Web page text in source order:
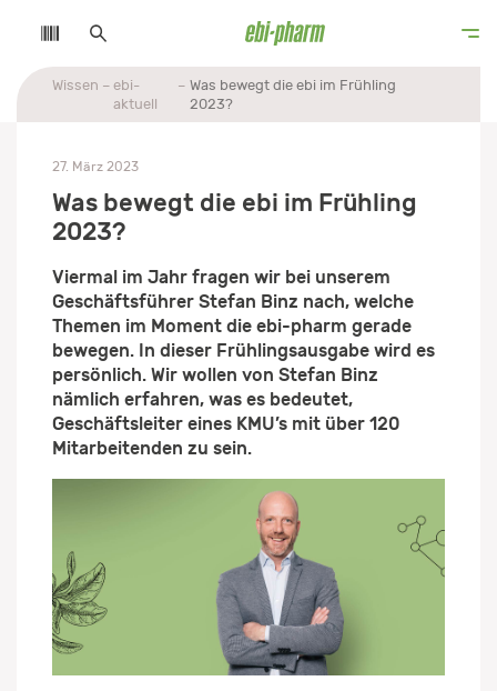
Wissen
ebi-
aktuell
Was bewegt die ebi im Frühling
2023?
27. März 2023
Was bewegt die ebi im Frühling
2023?
Viermal im Jahr fragen wir bei unserem
Geschäftsführer Stefan Binz nach, welche
Themen im Moment die ebi-pharm gerade
bewegen. In dieser Frühlingsausgabe wird es
persönlich. Wir wollen von Stefan Binz
nämlich erfahren, was es bedeutet,
Geschäftsleiter eines KMU’s mit über 120
Mitarbeitenden zu sein.